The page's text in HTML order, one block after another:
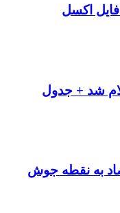
اکسل
به نقطه جوش